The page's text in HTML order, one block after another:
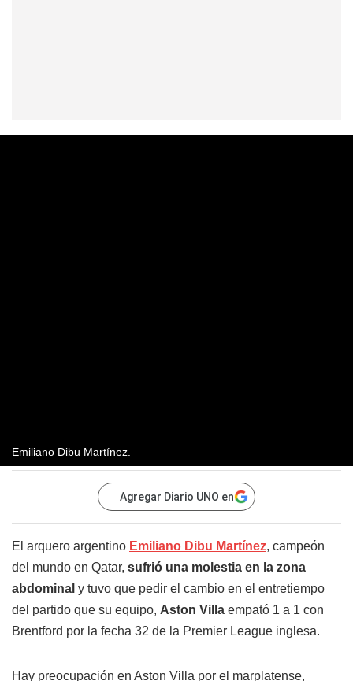
Emiliano Dibu Martínez.
Agregar Diario UNO en
El arquero argentino Emiliano Dibu Martínez, campeón
del mundo en Qatar, sufrió una molestia en la zona
abdominal y tuvo que pedir el cambio en el entretiempo
del partido que su equipo, Aston Villa empató 1 a 1 con
Brentford por la fecha 32 de la Premier League inglesa.
Hay preocupación en Aston Villa por el marplatense,